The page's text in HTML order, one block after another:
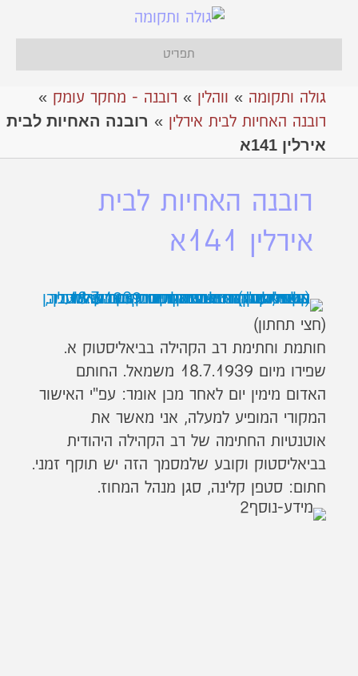
תפריט
גולה ותקומה » ווהלין » רובנה - מחקר עומק »
רובנה האחיות לבית אירלין » רובנה האחיות לבית
אירלין 141א
רובנה האחיות לבית
אירלין 141א
(חצי תחתון)
חותמת וחתימת רב הקהילה בביאליסטוק א.
שפירו מיום 18.7.1939 משמאל. החותם
האדום מימין יום לאחר מכן אומר: עפ"י האישור
המקורי המופיע למעלה, אני מאשר את
אוטנטיות החתימה של רב הקהילה היהודית
בביאליסטוק וקובע שלמסמך הזה יש תוקף זמני.
חתום: סטפן קלינה, סגן מנהל המחוז.